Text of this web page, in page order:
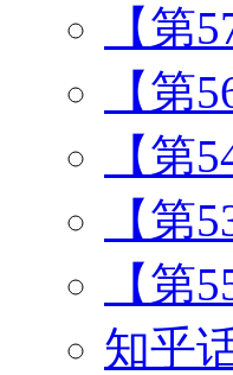
【第
【第
【第
【第
【第
知乎